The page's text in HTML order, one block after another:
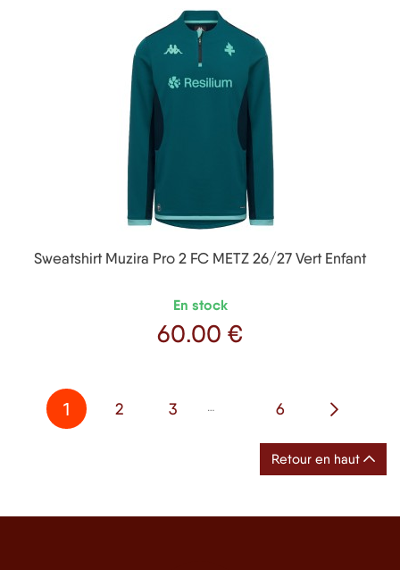
Sweatshirt Muzira Pro 2 FC METZ 26/27 Vert Enfant
En stock
Prix
60.00 €
1 2 3 … 6
Retour en haut